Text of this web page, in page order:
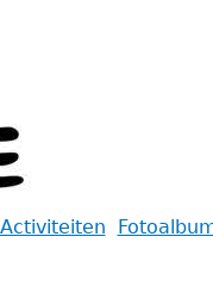
Activiteiten